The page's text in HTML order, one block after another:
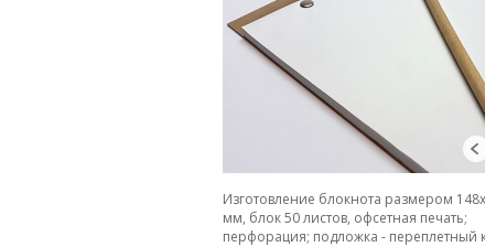
Изготовление блокнота размером
мм, блок 50 листов, офсетная печать;
перфорация; подложка - переплетный